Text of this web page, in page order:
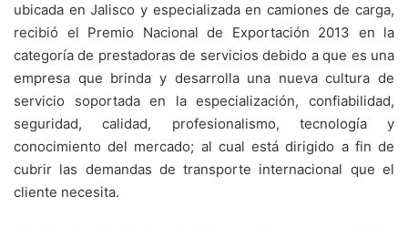
ubicada en Jalisco y especializada en camiones de carga,
recibió el Premio Nacional de Exportación 2013 en la
categoría de prestadoras de servicios debido a que es una
empresa que brinda y desarrolla una nueva cultura de
servicio soportada en la especialización, confiabilidad,
seguridad, calidad, profesionalismo, tecnología y
conocimiento del mercado; al cual está dirigido a fin de
cubrir las demandas de transporte internacional que el
cliente necesita.